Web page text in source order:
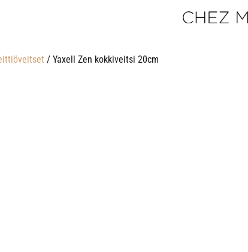
/ Yaxell Zen kokkiveitsi 20cm